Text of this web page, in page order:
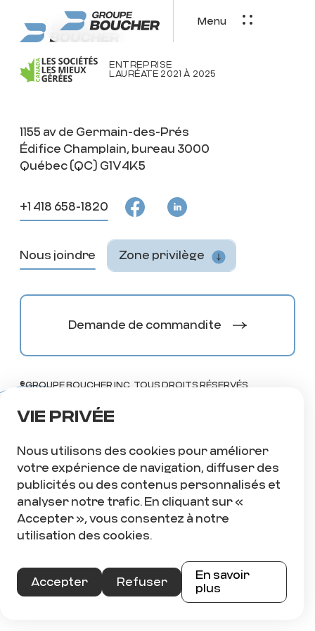
Menu
ENTREPRISE
LAURÉATE 2021 À 2025
1155 av de Germain-des-Prés
Édifice Champlain, bureau 3000
Québec (QC) G1V4K5
+1 418 658-1820
Nous joindre Zone privilège
Demande de commandite
©GROUPE BOUCHER INC. TOUS DROITS RÉSERVÉS.
36 POSTES À COMBLER
Recrutement
Vie privée
Nous utilisons des cookies pour améliorer
votre expérience de navigation, diffuser des
publicités ou des contenus personnalisés et
analyser notre trafic. En cliquant sur «
Accepter », vous consentez à notre
utilisation des cookies.
Accepter Refuser
En savoir
plus